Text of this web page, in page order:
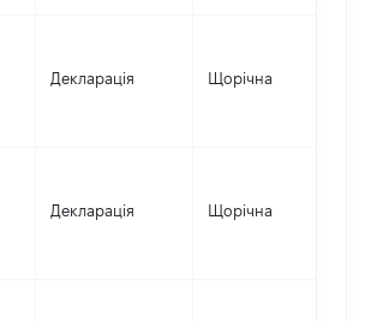
Декларація Щорічна
Декларація Щорічна